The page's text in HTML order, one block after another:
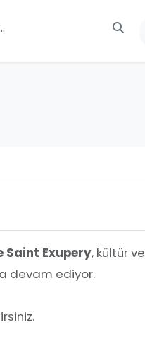
Saint Exupery, kültür ve
devam ediyor.